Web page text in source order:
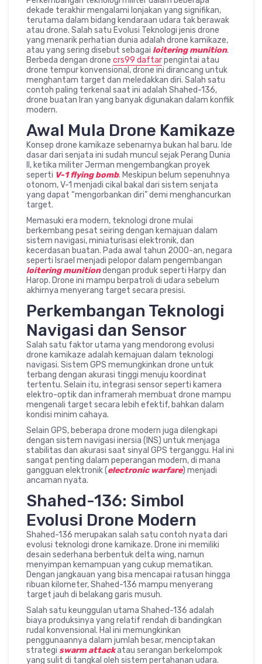
dekade terakhir mengalami lonjakan yang signifikan,
terutama dalam bidang kendaraan udara tak berawak
atau drone. Salah satu Evolusi Teknologi jenis drone
yang menarik perhatian dunia adalah drone kamikaze,
atau yang sering disebut sebagai loitering munition.
Berbeda dengan drone crs99 daftarpengintai atau
drone tempur konvensional, drone ini dirancang untuk
menghantam target dan meledakkan diri. Salah satu
contoh paling terkenal saat ini adalah Shahed-136,
drone buatan Iran yang banyak digunakan dalam konflik
modern.
Awal Mula Drone Kamikaze
Konsep drone kamikaze sebenarnya bukan hal baru. Ide
dasar dari senjata ini sudah muncul sejak Perang Dunia
II, ketika militer Jerman mengembangkan proyek
seperti V-1 flying bomb. Meskipun belum sepenuhnya
otonom, V-1 menjadi cikal bakal dari sistem senjata
yang dapat “mengorbankan diri” demi menghancurkan
target.
Memasuki era modern, teknologi drone mulai
berkembang pesat seiring dengan kemajuan dalam
sistem navigasi, miniaturisasi elektronik, dan
kecerdasan buatan. Pada awal tahun 2000-an, negara
seperti Israel menjadi pelopor dalam pengembangan
loitering munitiondengan produk seperti Harpy dan
Harop. Drone ini mampu berpatroli di udara sebelum
akhirnya menyerang target secara presisi.
Perkembangan Teknologi
Navigasi dan Sensor
Salah satu faktor utama yang mendorong evolusi
drone kamikaze adalah kemajuan dalam teknologi
navigasi. Sistem GPS memungkinkan drone untuk
terbang dengan akurasi tinggi menuju koordinat
tertentu. Selain itu, integrasi sensor seperti kamera
elektro-optik dan inframerah membuat drone mampu
mengenali target secara lebih efektif, bahkan dalam
kondisi minim cahaya.
Selain GPS, beberapa drone modern juga dilengkapi
dengan sistem navigasi inersia (INS) untuk menjaga
stabilitas dan akurasi saat sinyal GPS terganggu. Hal ini
sangat penting dalam peperangan modern, di mana
gangguan elektronik (electronic warfare) menjadi
ancaman nyata.
Shahed-136: Simbol
Evolusi Drone Modern
Shahed-136 merupakan salah satu contoh nyata dari
evolusi teknologi drone kamikaze. Drone ini memiliki
desain sederhana berbentuk delta wing, namun
menyimpan kemampuan yang cukup mematikan.
Dengan jangkauan yang bisa mencapai ratusan hingga
ribuan kilometer, Shahed-136 mampu menyerang
target jauh di belakang garis musuh.
Salah satu keunggulan utama Shahed-136 adalah
biaya produksinya yang relatif rendah di bandingkan
rudal konvensional. Hal ini memungkinkan
penggunaannya dalam jumlah besar, menciptakan
strategi swarm attackatau serangan berkelompok
yang sulit di tangkal oleh sistem pertahanan udara.